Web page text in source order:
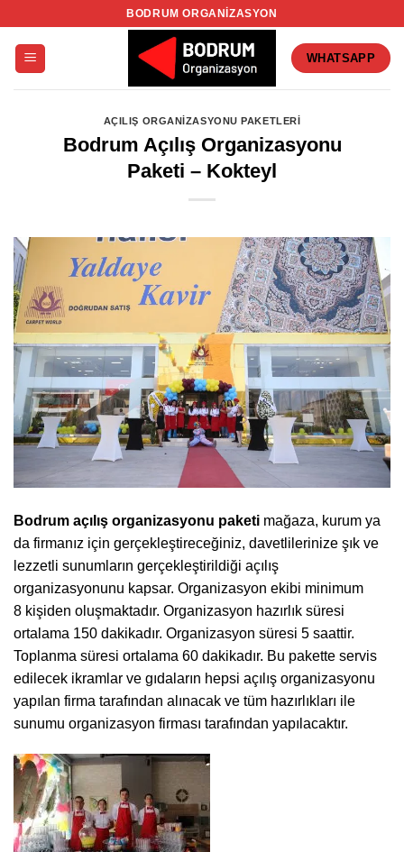
BODRUM ORGANIZASYON
WHATSAPP
AÇILIŞ ORGANIZASYONU PAKETLERI
Bodrum Açılış Organizasyonu
Paketi – Kokteyl
Bodrum açılış organizasyonu paketi mağaza, kurum ya
da firmanız için gerçekleştireceğiniz, davetlilerinize şık ve
lezzetli sunumların gerçekleştirildiği açılış
organizasyonunu kapsar. Organizasyon ekibi minimum
8 kişiden oluşmaktadır. Organizasyon hazırlık süresi
ortalama 150 dakikadır. Organizasyon süresi 5 saattir.
Toplanma süresi ortalama 60 dakikadır. Bu pakette servis
edilecek ikramlar ve gıdaların hepsi açılış organizasyonu
yapılan firma tarafından alınacak ve tüm hazırlıkları ile
sunumu organizasyon firması tarafından yapılacaktır.